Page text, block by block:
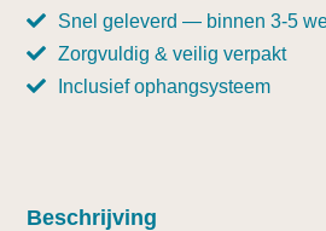
Snel geleverd — binnen 3-5
Zorgvuldig & veilig verpakt
Inclusief ophangsysteem
Beschrijving